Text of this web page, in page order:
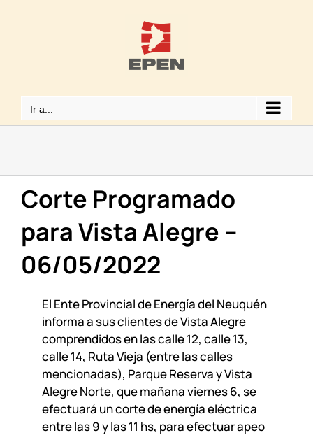
Ir a...
Corte Programado
para Vista Alegre –
06/05/2022
El Ente Provincial de Energía del Neuquén
informa a sus clientes de Vista Alegre
comprendidos en las calle 12, calle 13,
calle 14, Ruta Vieja (entre las calles
mencionadas), Parque Reserva y Vista
Alegre Norte, que mañana viernes 6, se
efectuará un corte de energía eléctrica
entre las 9 y las 11 hs, para efectuar apeo